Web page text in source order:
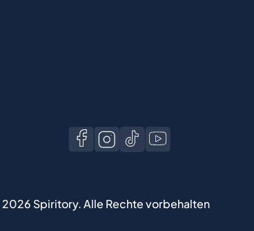
2026 Spiritory.Alle Rechte vorbehalten